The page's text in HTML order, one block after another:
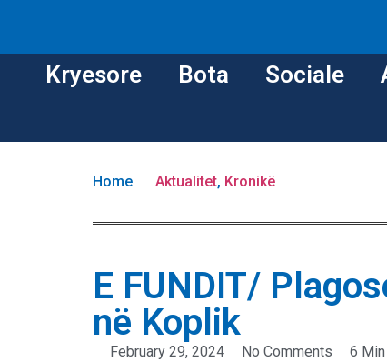
Kryesore Bota Sociale
Home Aktualitet, Kronikë
E FUNDIT/
në Koplik
February 29, 2024 No Comments
6 Min